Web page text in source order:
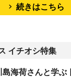
続きはこちら
イチオシ特集
島海荷さんと学ぶ